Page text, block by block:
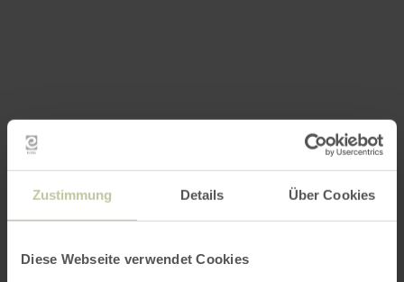
Zustimmung Details Über Cookies
Diese Webseite verwendet Cookies